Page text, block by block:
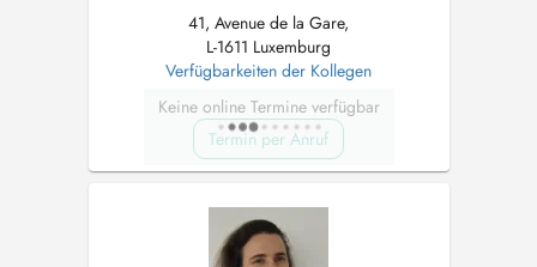
41, Avenue de la Gare,
L-1611 Luxemburg
Verfügbarkeiten der Kollegen
Keine online Termine verfügbar
Termin per Anruf